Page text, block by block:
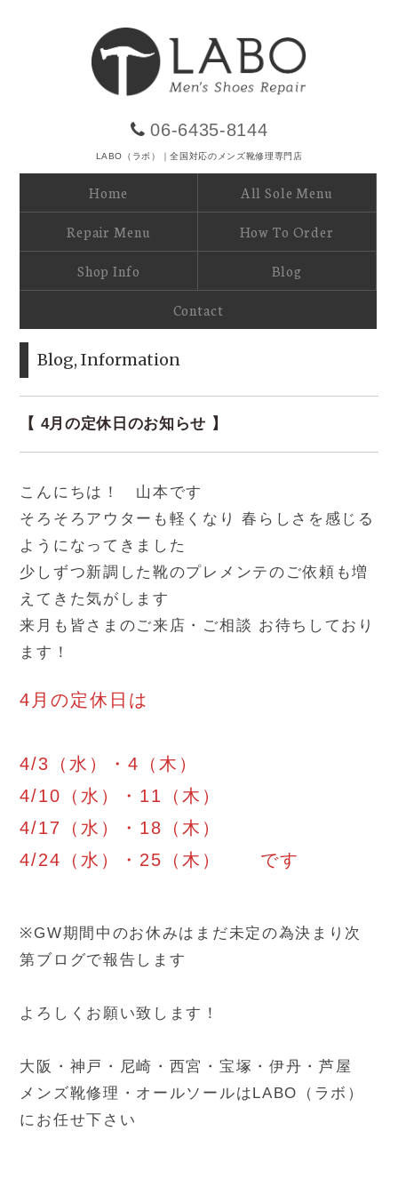
06-6435-8144
LABO（ラボ）｜全国対応のメンズ靴修理専門店
Home All Sole Menu
Repair Menu How To Order
Shop Info Blog
Contact
Blog,Information
【 4月の定休日のお知らせ 】
こんにちは！ 山本です
そろそろアウターも軽くなり 春らしさを感じる
ようになってきました
少しずつ新調した靴のプレメンテのご依頼も増
えてきた気がします
来月も皆さまのご来店・ご相談 お待ちしており
ます！
4月の定休日は
4/3（水）・4（木）
4/10（水）・11（木）
4/17（水）・18（木）
4/24（水）・25（木） です
※GW期間中のお休みはまだ未定の為決まり次
第ブログで報告します
よろしくお願い致します！
大阪・神戸・尼崎・西宮・宝塚・伊丹・芦屋
メンズ靴修理・オールソールはLABO（ラボ）
にお任せ下さい